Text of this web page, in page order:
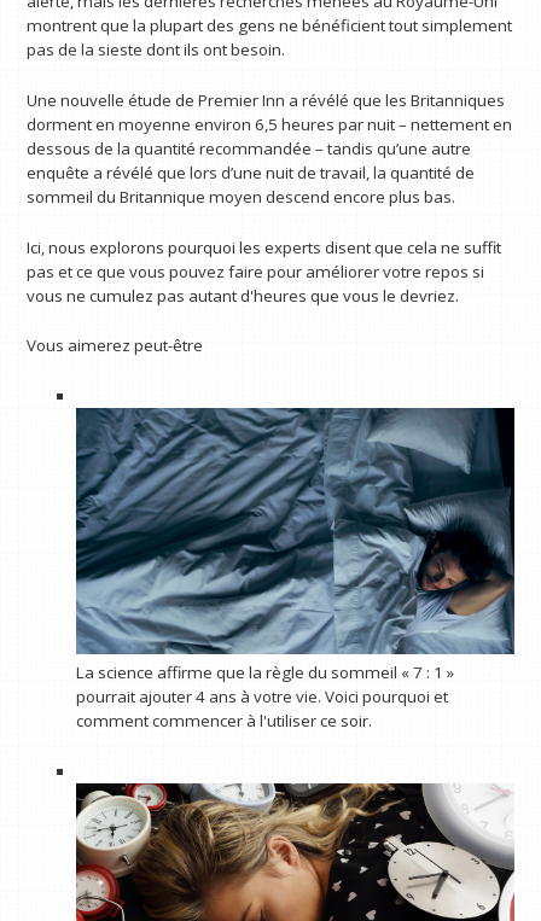
montrent que la plupart des gens ne bénéficient tout simplement
pas de la sieste dont ils ont besoin.
Une nouvelle étude de Premier Inn a révélé que les Britanniques
dorment en moyenne environ 6,5 heures par nuit – nettement en
dessous de la quantité recommandée – tandis qu’une autre
enquête a révélé que lors d’une nuit de travail, la quantité de
sommeil du Britannique moyen descend encore plus bas.
Ici, nous explorons pourquoi les experts disent que cela ne suffit
pas et ce que vous pouvez faire pour améliorer votre repos si
vous ne cumulez pas autant d'heures que vous le devriez.
Vous aimerez peut-être
La science affirme que la règle du sommeil « 7 : 1 »
pourrait ajouter 4 ans à votre vie. Voici pourquoi et
comment commencer à l'utiliser ce soir.